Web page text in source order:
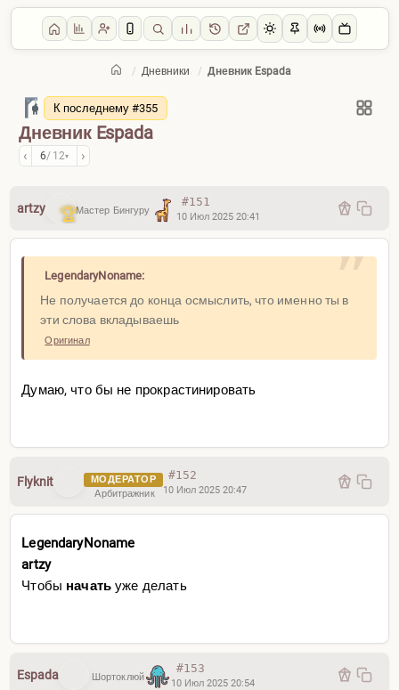
/ Дневники / Дневник Espada
Главная / Дневники
Дневник Espada
‹ 6/ 12▾ ›
К последнему #355
artzy Мастер Бингуру
#151
10 Июл 2025 20:41
LegendaryNoname:
Не получается до конца осмыслить, что именно ты в
эти слова вкладываешь
Оригинал
Думаю, что бы не прокрастинировать
Flyknit
МОДЕРАТОР
Арбитражник
#152
10 Июл 2025 20:47
LegendaryNoname
artzy
Чтобы начать уже делать
Espada Шортоклюй
#153
10 Июл 2025 20:54